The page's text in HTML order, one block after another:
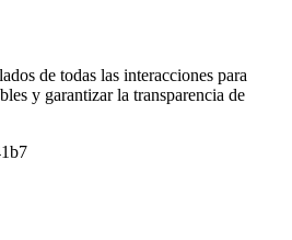
de todas las interacciones para
y garantizar la transparencia de